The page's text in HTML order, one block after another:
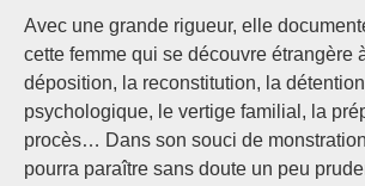
Avec une grande rigueur, elle
cette femme qui se découvre étrangère
déposition, la reconstitution, la
psychologique, le vertige familial, la
procès… Dans son souci de
pourra paraître sans doute un peu